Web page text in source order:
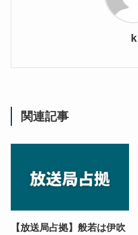
k
関連記事
【放送局占拠】般若は伊吹